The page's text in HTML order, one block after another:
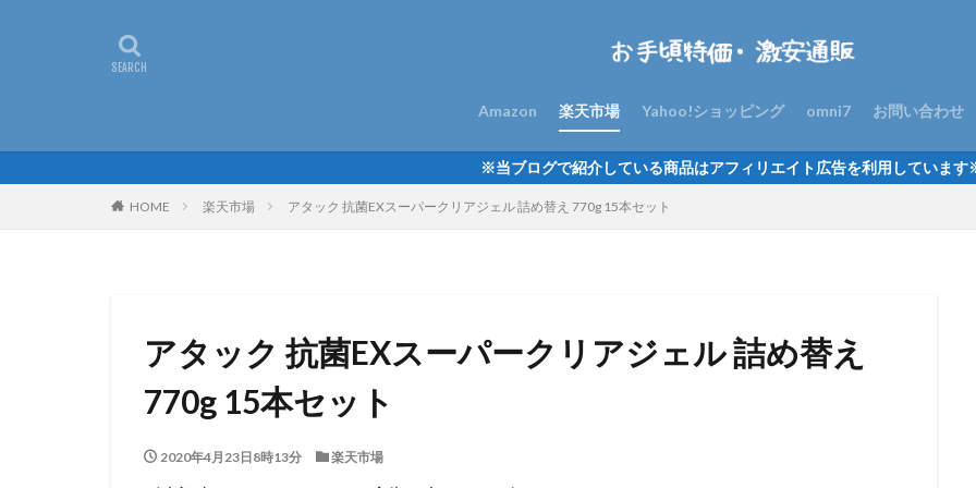
Amazon 楽天市場 Yahoo!ショッピング omni7 お問い合わせ
※当ブログで紹介している商品はアフィリエイト広告を利用していま
HOME 楽天市場 アタック 抗菌EXスーパークリアジェル 詰め替え 770g 15本セット
アタック 抗菌EXスーパークリアジェル 詰め替え
770g 15本セット
2020年4月23日8時13分 楽天市場